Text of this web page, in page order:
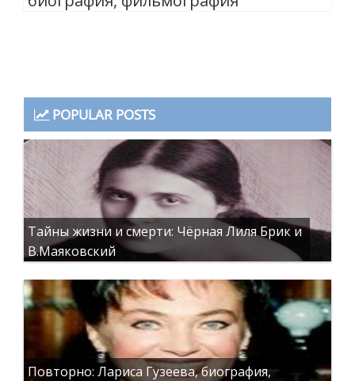
POPULAR POSTS
Тайны жизни и смерти: Чёрная Лиля Брик и
В.Маяковский
Повторно: Лариса Гузеева, биография,